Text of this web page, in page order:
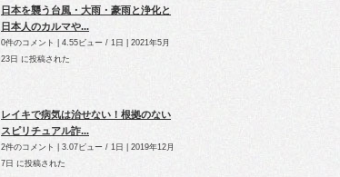
日本を襲う台風・大雨・豪雨と浄化と
日本人のカルマや...
0件のコメント 4.55ビュー / 1日
2021年5月
23日 に投稿された
レイキで病気は治せない！根拠のない
スピリチュアル詐...
2件のコメント 3.07ビュー / 1日
2019年12月
7日 に投稿された